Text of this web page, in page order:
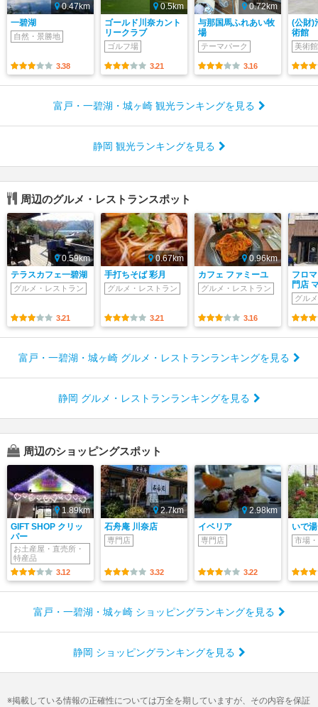
0.47km
一碧湖
自然・景勝地
3.38
0.5km
ゴールド川奈カント
リークラブ
ゴルフ場
3.21
0.72km
与那国馬ふれあい牧
場
テーマパーク
3.16
(公財)
術館
美術
富戸・一碧湖・城ヶ崎 観光ランキングを見る
静岡 観光ランキングを見る
周辺のグルメ・レストランスポット
0.59km
テラスカフェ一碧湖
グルメ・レストラン
3.21
0.67km
手打ちそば 彩月
グルメ・レストラン
3.21
0.96km
カフェ ファミーユ
グルメ・レストラン
3.16
フロ
門店
グル
富戸・一碧湖・城ヶ崎 グルメ・レストランランキングを見る
静岡 グルメ・レストランランキングを見る
周辺のショッピングスポット
1.89km
GIFT SHOP クリッ
パー
お土産屋・直売所・
特産品
3.12
2.7km
石舟庵 川奈店
専門店
3.32
2.98km
イベリア
専門店
3.22
いで
市場
富戸・一碧湖・城ヶ崎 ショッピングランキングを見る
静岡 ショッピングランキングを見る
掲載している情報の正確性については万全を期していますが、その内容を保証